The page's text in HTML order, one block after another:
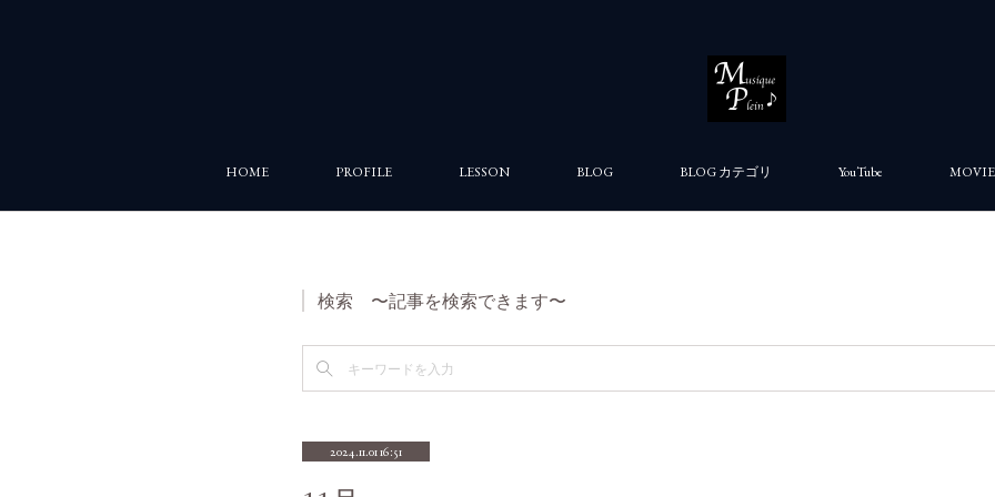
HOME PROFILE LESSON BLOG BLOG カテゴリ YouTube
検索 〜記事を検索できます〜
2024.11.01 16:51